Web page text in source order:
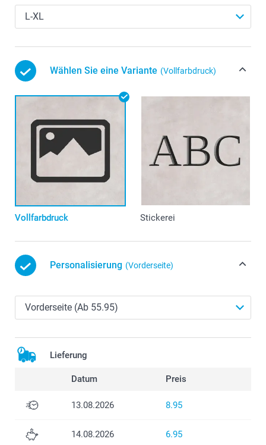
Wählen Sie eine Variante (Vollfarbdruck)
Vollfarbdruck Stickerei
Personalisierung (Vorderseite)
Lieferung
Datum Preis
13.08.2026 8.95
14.08.2026 6.95